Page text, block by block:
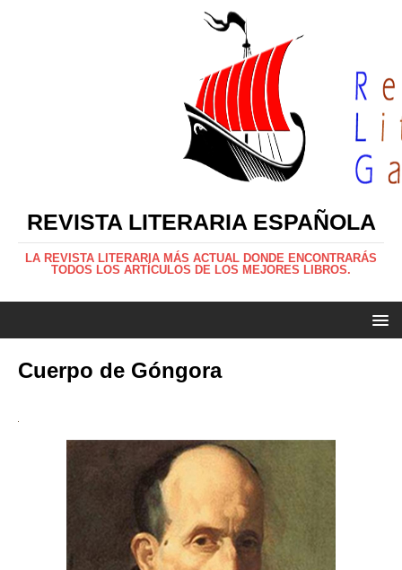
REVISTA LITERARIA ESPAÑOLA
LA REVISTA LITERARIA MÁS ACTUAL DONDE ENCONTRARÁS
TODOS LOS ARTÍCULOS DE LOS MEJORES LIBROS.
Cuerpo de Góngora